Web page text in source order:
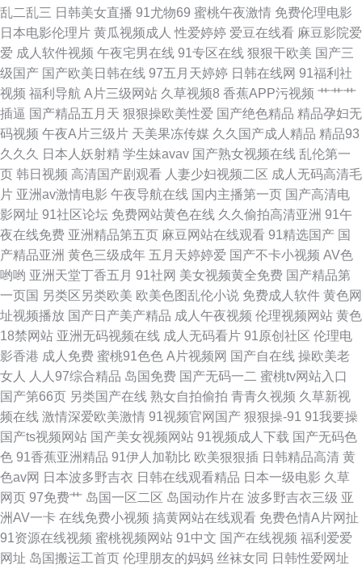
址在线入口 啊v天堂网在线观看 性爱探花视频 导航在线福利播放 免费肏屄
97国产精选 九九精品性爱在线观看 欧美日韩爱爱爱 99爱视频 美女瑟瑟视频
日韩成人无码;99 色婷婷精品久久 中文字幕狠狠干狠狠操 极品性感91白丝
91天作传媒 国外变态另类网站 日韩成人在线视频 熟女偷情露脸 欧美日韩在
线旡码 日韩9页 色欲av网站 激情婷婷网 欧美伊人久久乐 日韩性生活在线观
看 巨乳jk被后入 精品成人在线看 日本不卡一二三 一区二区三区福利导航 91
制作天麻传 91中文 另类图片欧美色图 欧美九九香蕉视频大全 人人爱操 无码
素人一区 操逼王123 久操网站 欧美日韩混合无码 午夜一区少女 九草网站免
费观看视
乱二乱三 日韩美女直播 91尤物69 蜜桃午夜激情 免费伦理电影
日本电影伦理片 黄瓜视频成人 性爱婷婷 爱豆在线看 麻豆影院爱
爱 成人软件视频 午夜宅男在线 91专区在线 狠狠干欧美 国产三
级国产 国产欧美日韩在线 97五月天婷婷 日韩在线网 91福利社
视频 福利导航 A片三级网站 久草视频8 香蕉APP污视频 艹艹艹
插逼 国产精品五月天 狠狠操欧美性爱 国产绝色精品 精品孕妇无
码视频 午夜A片三级片 天美果冻传媒 久久国产成人精品 精品93
久久久
日本人妖射精 学生妹avav 国产熟女视频在线 乱伦第一
页 韩日视频 高清国产剧观看 人妻少妇视频二区 成人无码高清毛
片 亚洲av激情电影 午夜导航在线 国内主播第一页 国产高清电
影网址 91社区论坛 免费网站黄色在线 久久偷拍高清亚洲 91午
夜在线免费 亚洲精品第五页 麻豆网站在线观看 91精选国产 国
产精品亚洲 黄色三级成年 五月天婷婷爱 国产不卡小视频 AV色
哟哟 亚洲天堂丁香五月 91社网 美女视频黄全免费 国产精品第
一页国 另类区另类欧美 欧美色图乱伦小说 免费成人软件 黄色网
址视频播放 国产日产美产精品 成人午夜视频 伦理视频网站 黄色
18禁网站 亚洲无码视频在线 成人无码看片 91原创社区 伦理电
影香港 成人免费 蜜桃91色色 A片视频网 国产自在线 操欧美老
女人
人人97综合精品 岛国免费 国产无码一二 蜜桃tv网站入口
国产第66页 另类国产在线 熟女自拍偷拍 青青久视频 久草新视
频在线 激情深爱欧美激情 91视频官网国产 狠狠操-91 91我要操
国产ts视频网站 国产美女视频网站 91视频成人下载 国产无码色
色 91香蕉亚洲精品 91伊人加勒比 欧美狠狠插 日韩精品高清 黄
色av网 日本波多野吉衣 日韩在线观看精品 日本一级电影 久草
网页 97免费艹 岛国一区二区 岛国动作片在 波多野吉衣三级 亚
洲AV一卡 在线免费小视频 搞黄网站在线观看 免费色情A片网扯
91资源在线视频 蜜桃视频网站 91中文 国产在线视频 福利爱爱
网址 岛国搬运工首页 伦理朋友的妈妈 丝袜女同 日韩性爱网址